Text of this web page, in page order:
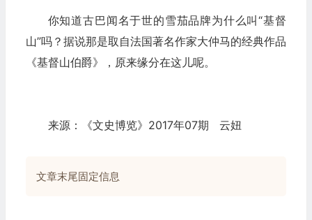
你知道古巴闻名于世的雪茄品牌为什么叫“基督
山”吗？据说那是取自法国著名作家大仲马的经典作品
《基督山伯爵》，原来缘分在这儿呢。
来源：《文史博览》2017年07期 云妞
文章末尾固定信息